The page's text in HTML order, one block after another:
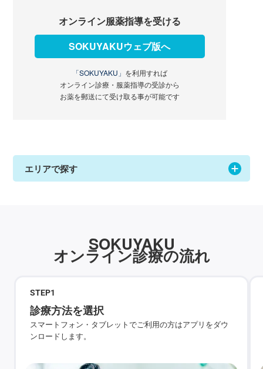
オンライン服薬指導を受ける
SOKUYAKUウェブ版へ
「SOKUYAKU」 を利用すれば
オンライン診療・服薬指導の受診から
お薬を郵送にて受け取る事が可能です
エリアで探す
SOKUYAKU
オンライン診療の流れ
STEP1
診療方法を選択
スマートフォン・タブレットでご利用の方はアプリをダウ
ンロードします。